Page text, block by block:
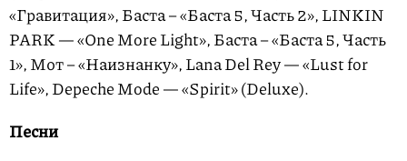
«Гравитация», Баста – «Баста 5, Часть 2», LINKIN
PARK — «One More Light», Баста – «Баста 5, Часть
1», Мот – «Наизнанку», Lana Del Rey — «Lust for
Life», Depeche Mode — «Spirit» (Deluxe).
Песни